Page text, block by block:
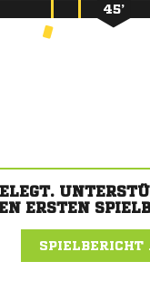
45’
ERSTEN
SPIELBERICHT